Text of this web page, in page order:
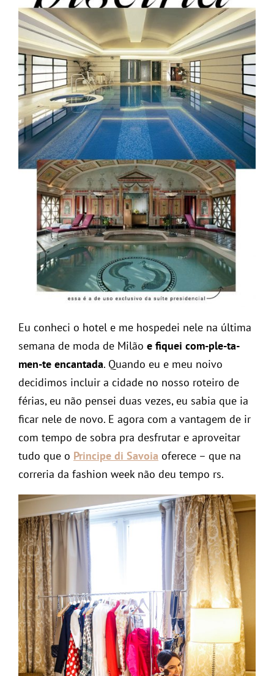
Eu conheci o hotel e me hospedei nele na última
semana de moda de Milão e fiquei com-ple-ta-
men-te encantada. Quando eu e meu noivo
decidimos incluir a cidade no nosso roteiro de
férias, eu não pensei duas vezes, eu sabia que ia
ficar nele de novo. E agora com a vantagem de ir
com tempo de sobra pra desfrutar e aproveitar
tudo que o Principe di Savoia oferece – que na
correria da fashion week não deu tempo rs.